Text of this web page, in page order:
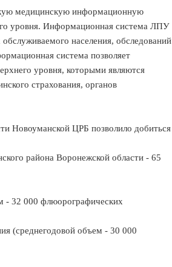
медицинскую информационную
уровня. Информационная система ЛПУ
населения, обследований
система позволяет
уровня, которыми являются
страхования, органов
Новоуманской ЦРБ позволило добиться
района Воронежской области - 65
- 32 000 флюорографических
(среднегодовой объем - 30 000